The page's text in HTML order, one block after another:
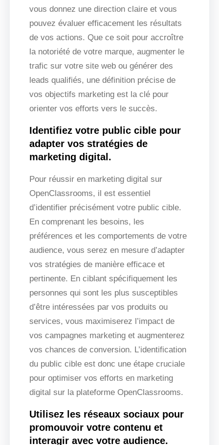
vous donnez une direction claire et vous
pouvez évaluer efficacement les résultats
de vos actions. Que ce soit pour accroître
la notoriété de votre marque, augmenter le
trafic sur votre site web ou générer des
leads qualifiés, une définition précise de
vos objectifs marketing est la clé pour
orienter vos efforts vers le succès.
Identifiez votre public cible pour
adapter vos stratégies de
marketing digital.
Pour réussir en marketing digital sur
OpenClassrooms, il est essentiel
d’identifier précisément votre public cible.
En comprenant les besoins, les
préférences et les comportements de votre
audience, vous serez en mesure d’adapter
vos stratégies de manière efficace et
pertinente. En ciblant spécifiquement les
personnes qui sont les plus susceptibles
d’être intéressées par vos produits ou
services, vous maximiserez l’impact de
vos campagnes marketing et augmenterez
vos chances de conversion. L’identification
du public cible est donc une étape cruciale
pour optimiser vos efforts en marketing
digital sur la plateforme OpenClassrooms.
Utilisez les réseaux sociaux pour
promouvoir votre contenu et
interagir avec votre audience.